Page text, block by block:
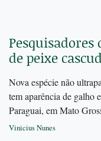
Pesquisadores
de peixe
Nova espécie não
tem aparência de galho
Paraguai, em Mato
Vinicius Nunes